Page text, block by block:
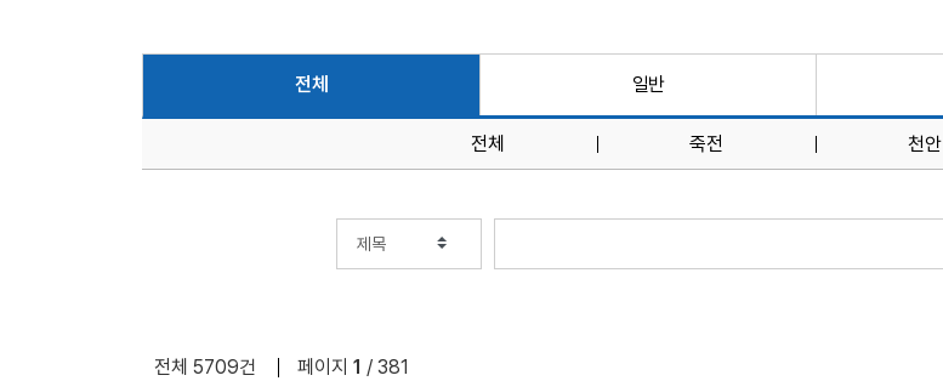
전체 일반
전체 죽전 천안
전체 5709건 페이지 1 / 381